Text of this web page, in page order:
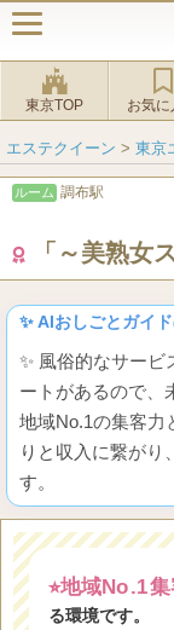
東京TOP お気に
エステクイーン > 東京
ルーム 調布駅
「～美熟女
✨ AIおしごとガイド
✨ 風俗的なサー
ートがあるので、
地域No.1の集客力
りと収入に繋がり
す。
⭐地域No.1集
る環境です。